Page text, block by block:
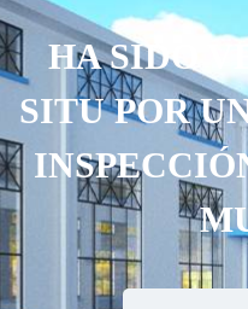
HA SIDO
SITU POR